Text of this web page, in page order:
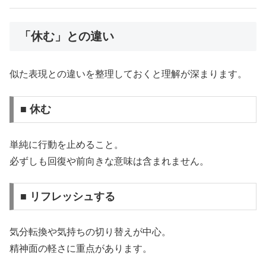
「休む」との違い
似た表現との違いを整理しておくと理解が深まります。
■ 休む
単純に行動を止めること。
必ずしも回復や前向きな意味は含まれません。
■ リフレッシュする
気分転換や気持ちの切り替えが中心。
精神面の軽さに重点があります。